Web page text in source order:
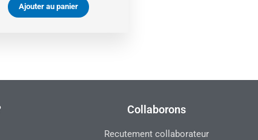
Ajouter au panier
Collaborons
Recutement collaborateur